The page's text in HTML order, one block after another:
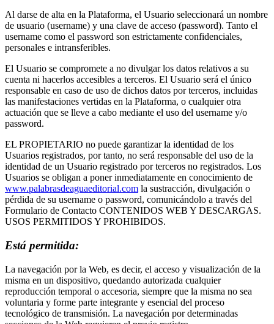
Al darse de alta en la Plataforma, el Usuario seleccionará un nombre
de usuario (username) y una clave de acceso (password). Tanto el
username como el password son estrictamente confidenciales,
personales e intransferibles.
El Usuario se compromete a no divulgar los datos relativos a su
cuenta ni hacerlos accesibles a terceros. El Usuario será el único
responsable en caso de uso de dichos datos por terceros, incluidas
las manifestaciones vertidas en la Plataforma, o cualquier otra
actuación que se lleve a cabo mediante el uso del username y/o
password.
EL PROPIETARIO no puede garantizar la identidad de los
Usuarios registrados, por tanto, no será responsable del uso de la
identidad de un Usuario registrado por terceros no registrados. Los
Usuarios se obligan a poner inmediatamente en conocimiento de
www.palabrasdeaguaeditorial.com la sustracción, divulgación o
pérdida de su username o password, comunicándolo a través del
Formulario de Contacto CONTENIDOS WEB Y DESCARGAS.
USOS PERMITIDOS Y PROHIBIDOS.
Está permitida:
La navegación por la Web, es decir, el acceso y visualización de la
misma en un dispositivo, quedando autorizada cualquier
reproducción temporal o accesoria, siempre que la misma no sea
voluntaria y forme parte integrante y esencial del proceso
tecnológico de transmisión. La navegación por determinadas